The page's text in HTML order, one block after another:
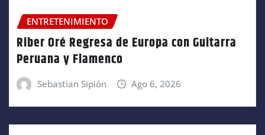
ENTRETENIMIENTO
Riber Oré Regresa de Europa con Guitarra
Peruana y Flamenco
Sebastian Sipión Ago 6, 2026